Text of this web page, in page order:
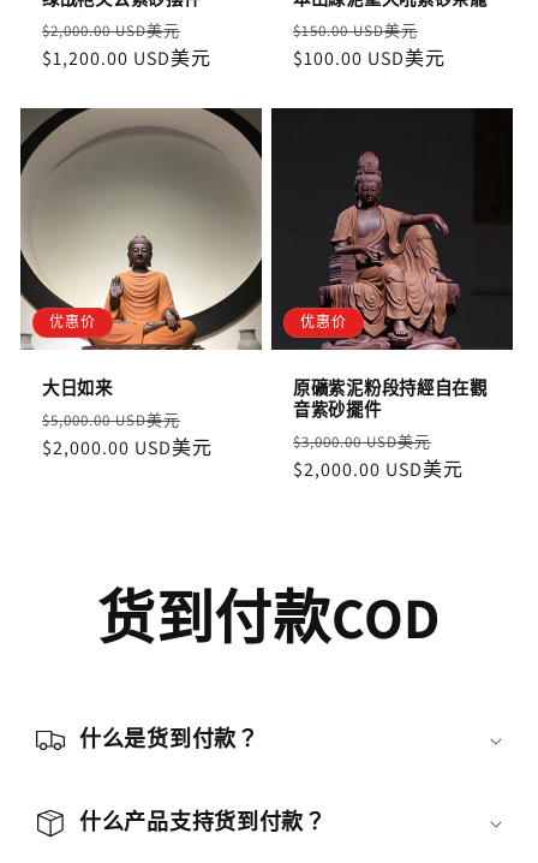
定
價
$2,000.00 USD美元
價
$1,200.00 USD美元
定
價
$150.00 USD美元
價
$100.00 USD美元
优惠价
大日如来
定
價
$5,000.00 USD美元
價
$2,000.00 USD美元
优惠价
原礦紫泥粉段持經自在觀
音紫砂擺件
定
價
$3,000.00 USD美元
價
$2,000.00 USD美元
货到付款COD
什么是货到付款？
什么产品支持货到付款？